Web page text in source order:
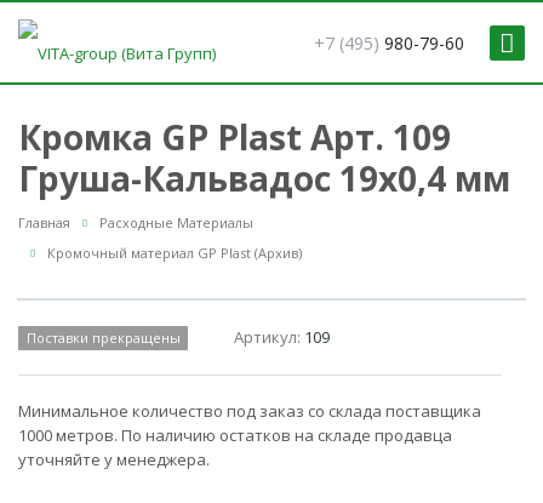
+7 (495) 980-79-60
Кромка GP Plast Арт. 109
Груша-Кальвадос 19x0,4 мм
Главная
Расходные Материалы
Кромочный материал GP Plast (Архив)
Поставки прекращены Артикул: 109
Минимальное количество под заказ со склада поставщика
1000 метров. По наличию остатков на складе продавца
уточняйте у менеджера.